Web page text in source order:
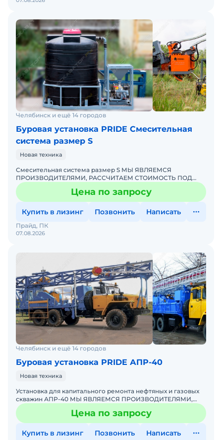
Челябинск и ещё 14 городов
Буровая установка PRIDE Смесительная
система размер S
Новая техника
Смесительная система размер S МЫ ЯВЛЯЕМСЯ
ПРОИЗВОДИТЕЛЯМИ, РАССЧИТАЕМ СТОИМОСТЬ ПОД
ВАШ ИНДИВИДУАЛЬНЫЙ ЗАКАЗ! ПОДРОБНОСТИ
УТОЧНЯЙТЕ ПО ТЕЛЕФОНУ ИЛИ В ЧАТЕСтоим
Цена по запросу
Купить в лизинг Позвонить Написать
07.08.2026
Прайд, ПК
Челябинск и ещё 14 городов
Буровая установка PRIDE АПР-40
Новая техника
Установка для капитального ремонта нефтяных и газовых
скважин АПР-40 МЫ ЯВЛЯЕМСЯ ПРОИЗВОДИТЕЛЯМИ,
РАССЧИТАЕМ СТОИМОСТЬ ПОД ВАШ ИНДИВИДУАЛЬНЫЙ
ЗАКАЗ! ПОДРОБНОСТЦена по запросу
Купить в лизинг Позвонить Написать